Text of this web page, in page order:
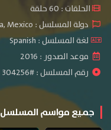
الحلقات : 60 حلقة
دولة المسلسل : Argentina, Mexico
لغة المسلسل : Spanish
موعد الصدور : 2016
رقم المسلسل : #304256
جميع مواسم المسلسل